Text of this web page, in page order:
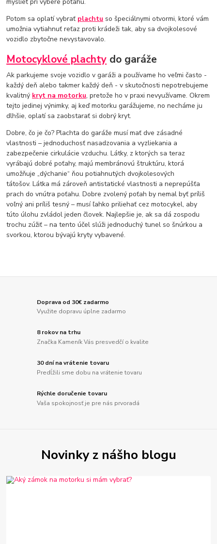
myslieť pri výbere poťahu.
Potom sa oplatí vybrať plachtu so špeciálnymi otvormi, ktoré vám
umožnia vytiahnuť reťaz proti krádeži tak, aby sa dvojkolesové
vozidlo zbytočne nevystavovalo.
Motocyklové plachty do garáže
Ak parkujeme svoje vozidlo v garáži a používame ho veľmi často -
každý deň alebo takmer každý deň - v skutočnosti nepotrebujeme
kvalitný kryt na motorku, pretože ho v praxi nevyužívame. Okrem
tejto jedinej výnimky, aj keď motorku garážujeme, no necháme ju
dlhšie, oplatí sa zaobstarať si dobrý kryt.
Dobre, čo je čo? Plachta do garáže musí mať dve zásadné
vlastnosti – jednoduchosť nasadzovania a vyzliekania a
zabezpečenie cirkulácie vzduchu. Látky, z ktorých sa teraz
vyrábajú dobré poťahy, majú membránovú štruktúru, ktorá
umožňuje „dýchanie“ ňou potiahnutých dvojkolesových
tátošov. Látka má zároveň antistatické vlastnosti a neprepúšťa
prach do vnútra poťahu. Dobre zvolený poťah by nemal byť príliš
voľný ani príliš tesný – musí ľahko priliehať cez motocykel, aby
túto úlohu zvládol jeden človek. Najlepšie je, ak sa dá zospodu
trochu zúžiť – na tento účel slúži jednoduchý tunel so šnúrkou a
svorkou, ktorou bývajú kryty vybavené.
Doprava od 30€ zadarmo
Využite dopravu úplne zadarmo
8 rokov na trhu
Značka Kameník Vás presvedčí o kvalite
30 dní na vrátenie tovaru
Predĺžili sme dobu na vrátenie tovaru
Rýchle doručenie tovaru
Vaša spokojnosť je pre nás prvoradá
Novinky z nášho blogu